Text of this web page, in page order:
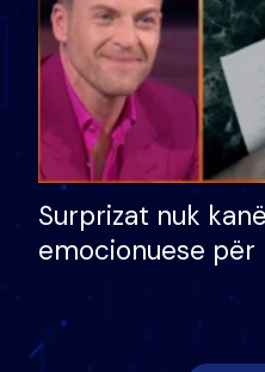
Surprizat nuk
emocionuese për
nëna dhe fëmijët
nuk i mban dot